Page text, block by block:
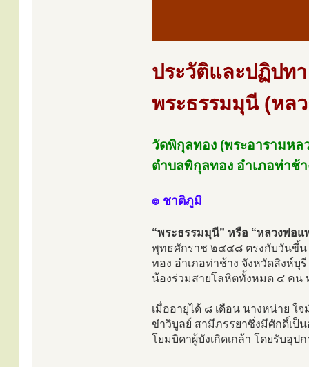
ประวัติและปฏิปทา
พระธรรมมุนี (หล
วัดพิกุลทอง (พระอารามหล
ตำบลพิกุลทอง อำเภอท่าช้
๏ ชาติภูมิ
“พระธรรมมุนี” หรือ “หลวงพ่อแ
พุทธศักราช ๒๔๔๘ ตรงกับวันขึ้น
ทอง อำเภอท่าช้าง จังหวัดสิงห์บุ
น้องร่วมสายโลหิตทั้งหมด ๔ คน
เมื่ออายุได้ ๘ เดือน นางหน่าย ใ
ขำวิบูลย์ สามีภรรยาซึ่งมีศักดิ์เป็
โยมบิดาผู้บังเกิดเกล้า โดยรับอุป